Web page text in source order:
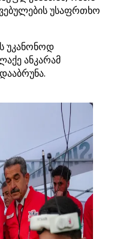
უსაფრთხო
უკანონოდ
ანკარამ